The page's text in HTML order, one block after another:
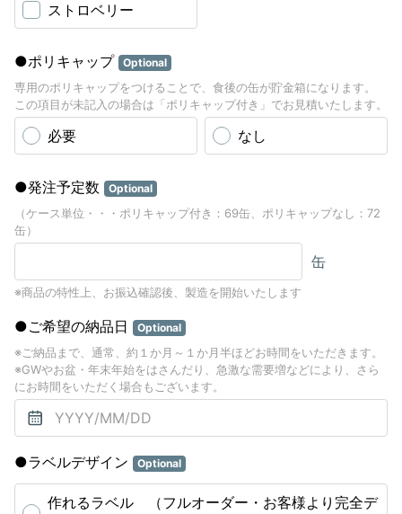
ストロベリー
●ポリキャップ Optional
専用のポリキャップをつけることで、食後の缶が貯金箱になります。
この項目が未記入の場合は「ポリキャップ付き」でお見積いたします。
必要 なし
●発注予定数 Optional
（ケース単位・・・ポリキャップ付き：69缶、ポリキャップなし：72
缶）
缶
※商品の特性上、お振込確認後、製造を開始いたします
●ご希望の納品日 Optional
※ご納品まで、通常、約１か月～１か月半ほどお時間をいただきます。
※GWやお盆・年末年始をはさんだり、急激な需要増などにより、さら
にお時間をいただく場合もございます。
●ラベルデザイン Optional
作れるラベル （フルオーダー・お客様より完全デ